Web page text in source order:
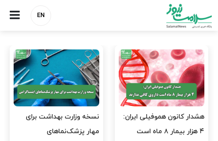
EN
هشدار کانون هموفیلی ایران:
۴ هزار بیمار ۸ ماه است
نسخه وزارت بهداشت برای
مهار پزشک‌نماهای